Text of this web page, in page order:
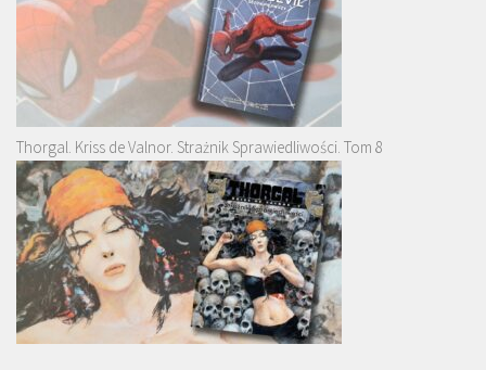
Thorgal. Kriss de Valnor. Strażnik Sprawiedliwości. Tom 8